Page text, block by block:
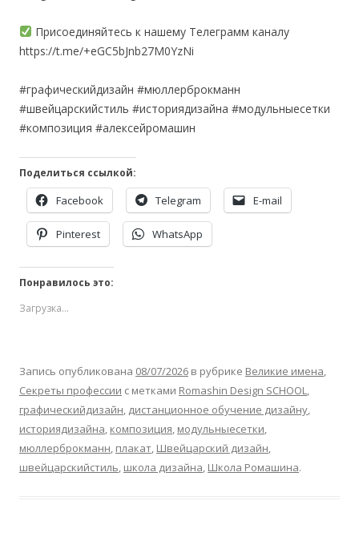
Присоединяйтесь к нашему Телеграмм каналу
https://t.me/+eGC5bJnb27M0YzNi
#графическийдизайн #мюллерброкманн
#швейцарскийстиль #историядизайна #модульныесетки
#композиция #алексейромашин
Поделиться ссылкой:
Facebook Telegram E-mail
Pinterest WhatsApp
Понравилось это:
Загрузка...
Запись опубликована 08/07/2026 в рубрике Великие имена,
Секреты профессии с метками Romashin Design SCHOOL,
графическийдизайн, дистанционное обучение дизайну,
историядизайна, композиция, модульныесетки,
мюллерброкманн, плакат, Швейцарский дизайн,
швейцарскийстиль, школа дизайна, Школа Ромашина.